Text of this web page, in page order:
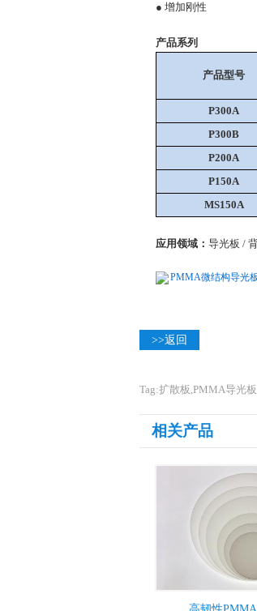
● 增加刚性
产品系列
产品型号
P300A
P300B
P200A
P150A
MS150A
应用领域： 导光板 /
PMMA微结构导光
>>返回
Tag:扩散板,PMMA导光
相关产品